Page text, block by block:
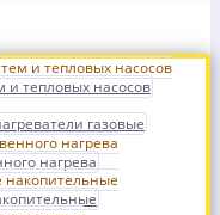
и тепловых насосов
газовые
нагрева